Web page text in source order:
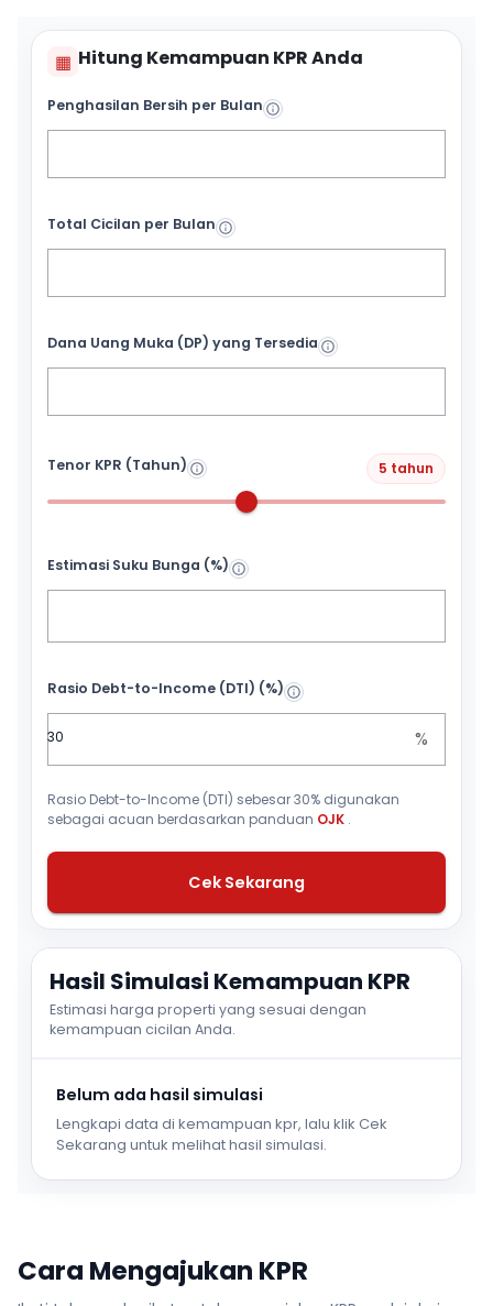
▦ Hitung Kemampuan KPR Anda
Penghasilan Bersih per Bulan
Total Cicilan per Bulan
Dana Uang Muka (DP) yang Tersedia
Tenor KPR (Tahun) 5 tahun
Estimasi Suku Bunga (%)
Rasio Debt-to-Income (DTI) (%)
%
Rasio Debt-to-Income (DTI) sebesar 30% digunakan
sebagai acuan berdasarkan panduan OJK .
Cek Sekarang
Hasil Simulasi Kemampuan KPR
Estimasi harga properti yang sesuai dengan
kemampuan cicilan Anda.
Belum ada hasil simulasi
Lengkapi data di kemampuan kpr, lalu klik Cek
Sekarang untuk melihat hasil simulasi.
Cara Mengajukan KPR